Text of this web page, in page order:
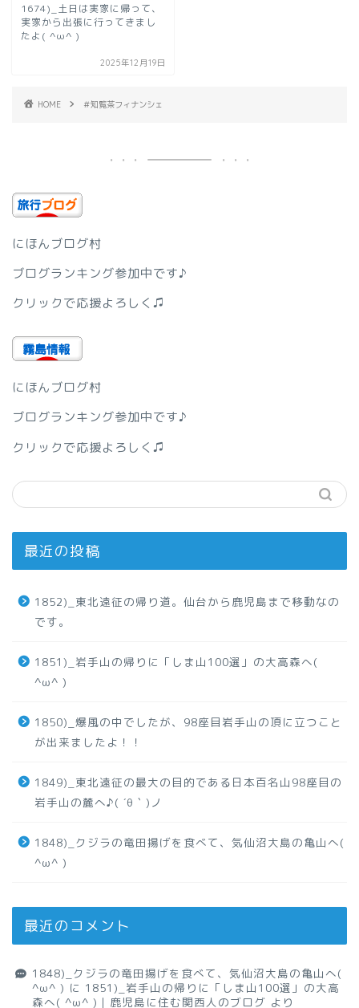
1674)_土日は実家に帰って、
実家から出張に行ってきまし
たよ( ^ω^ )
2025年12月19日
HOME ＃知覧茶フィナンシェ
にほんブログ村
ブログランキング参加中です♪
クリックで応援よろしく♫
にほんブログ村
ブログランキング参加中です♪
クリックで応援よろしく♫
最近の投稿
1852)_東北遠征の帰り道。仙台から鹿児島まで移動なの
です。
1851)_岩手山の帰りに「しま山100選」の大高森へ(
^ω^ )
1850)_爆風の中でしたが、98座目岩手山の頂に立つこと
が出来ましたよ！！
1849)_東北遠征の最大の目的である日本百名山98座目の
岩手山の麓へ♪( ´θ｀)ノ
1848)_クジラの竜田揚げを食べて、気仙沼大島の亀山へ(
^ω^ )
最近のコメント
1848)_クジラの竜田揚げを食べて、気仙沼大島の亀山へ(
^ω^ ) に 1851)_岩手山の帰りに「しま山100選」の大高
森へ( ^ω^ )｜鹿児島に住む関西人のブログ より